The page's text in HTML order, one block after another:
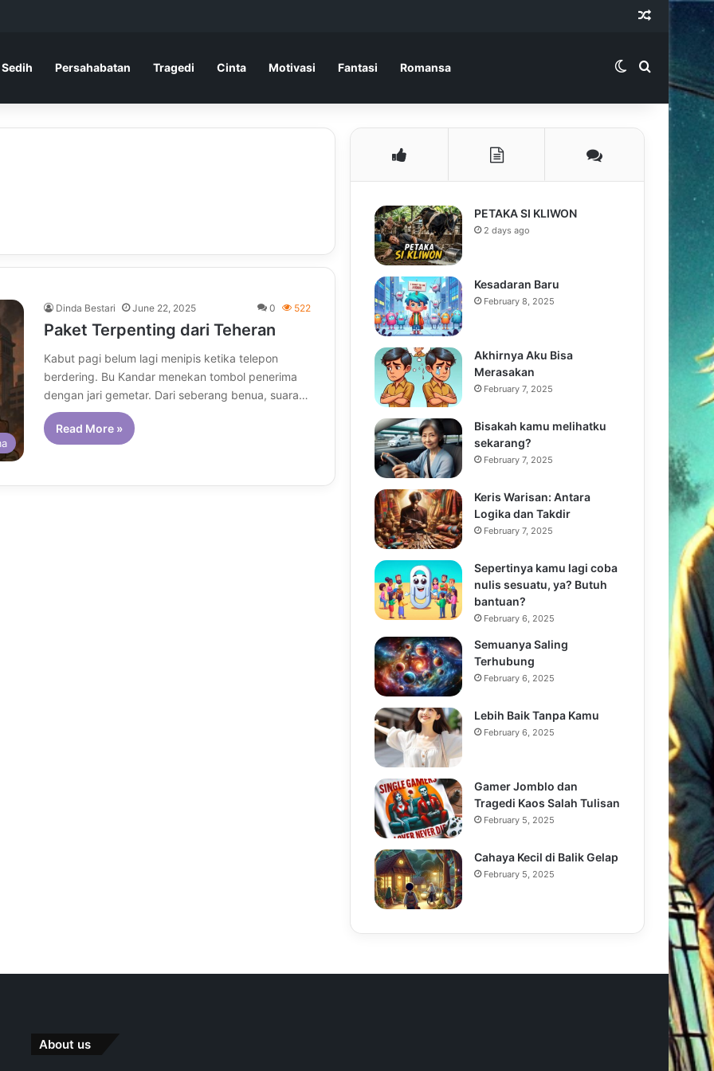
Random
Persahabatan Tragedi Cinta Motivasi Fantasi Romansa Switch skin
Search for
Dinda Bestari June 22, 2025 0 522
Paket Terpenting dari Teheran
Kabut pagi belum lagi menipis ketika telepon
berdering. Bu Kandar menekan tombol penerima
dengan jari gemetar. Dari seberang benua, suara…
Read More »
PETAKA SI KLIWON
2 days ago
Kesadaran Baru
February 8, 2025
Akhirnya Aku Bisa
Merasakan
February 7, 2025
Bisakah kamu melihatku
sekarang?
February 7, 2025
Keris Warisan: Antara
Logika dan Takdir
February 7, 2025
Sepertinya kamu lagi coba
nulis sesuatu, ya? Butuh
bantuan?
February 6, 2025
Semuanya Saling
Terhubung
February 6, 2025
Lebih Baik Tanpa Kamu
February 6, 2025
Gamer Jomblo dan
Tragedi Kaos Salah Tulisan
February 5, 2025
Cahaya Kecil di Balik Gelap
February 5, 2025
About us